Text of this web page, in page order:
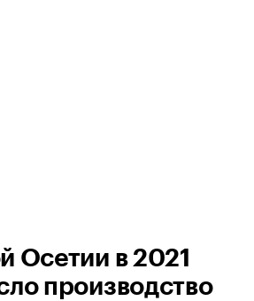
Осетии в 2021
производство